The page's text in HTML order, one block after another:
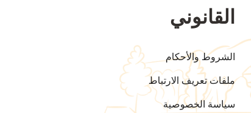
القانوني
الشروط والأحكام
ملفات تعريف الارتباط
سياسة الخصوصية